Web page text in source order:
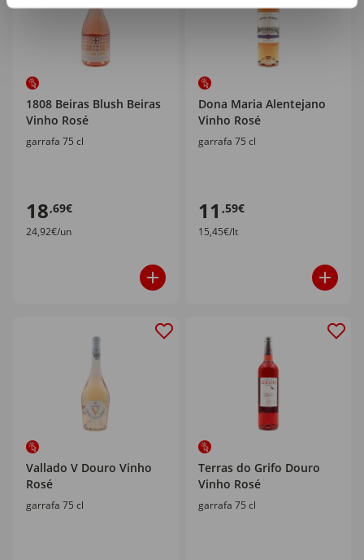
1808 Beiras Blush Beiras
Vinho Rosé
garrafa 75 cl
18,69€
24,92€/un
Dona Maria Alentejano
Vinho Rosé
garrafa 75 cl
11 ,59€
15,45€/lt
Vallado V Douro Vinho
Rosé
garrafa 75 cl
Terras do Grifo Douro
Vinho Rosé
garrafa 75 cl